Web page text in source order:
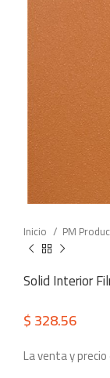
Inicio PM
Solid Interior
$328.56
La venta y